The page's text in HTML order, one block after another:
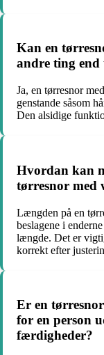
Kan en
andre ting
Ja, en tørresnor
genstande såsom
Den alsidige
Hvordan kan
tørresnor med
Længden på en
beslagene i
længde. Det er
korrekt efter
Er en
for en person
færdigheder?